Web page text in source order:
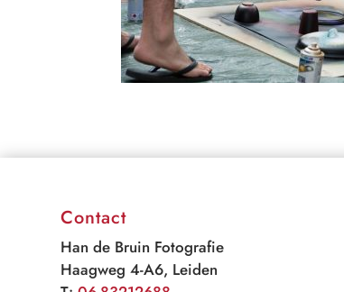
Contact
Han de Bruin Fotografie
Haagweg 4-A6, Leiden